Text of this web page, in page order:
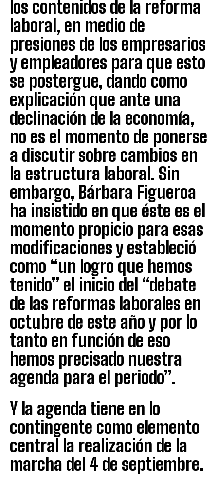
los contenidos de la reforma
laboral, en medio de
presiones de los empresarios
y empleadores para que esto
se postergue, dando como
explicación que ante una
declinación de la economía,
no es el momento de ponerse
a discutir sobre cambios en
la estructura laboral. Sin
embargo, Bárbara Figueroa
ha insistido en que éste es el
momento propicio para esas
modificaciones y estableció
como “un logro que hemos
tenido” el inicio del “debate
de las reformas laborales en
octubre de este año y por lo
tanto en función de eso
hemos precisado nuestra
agenda para el periodo”.
Y la agenda tiene en lo
contingente como elemento
central la realización de la
marcha del 4 de septiembre.